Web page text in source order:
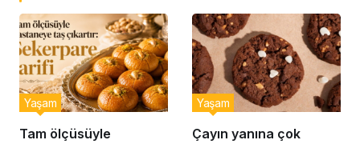
Tam ölçüsüyle
Yaşam
Çayın yanına çok
Yaşam